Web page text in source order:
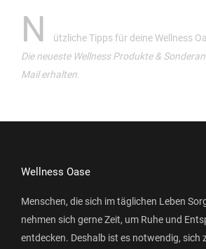
N
ützliche Tipps für deine Wellness
Die neueste Wellness Produkte &
Mail erhalten.
Wellness Oase
Menschen, die sich im täglichen Leben
nehmen sich gerne Zeit, um Ruhe und
entdecken. Deshalb ist es notwendig, sich